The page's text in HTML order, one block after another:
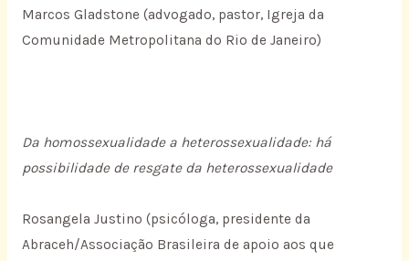
Marcos Gladstone (advogado, pastor, Igreja da
Comunidade Metropolitana do Rio de Janeiro)
Da homossexualidade a heterossexualidade: há
possibilidade de resgate da heterossexualidade
Rosangela Justino (psicóloga, presidente da
Abraceh/Associação Brasileira de apoio aos que